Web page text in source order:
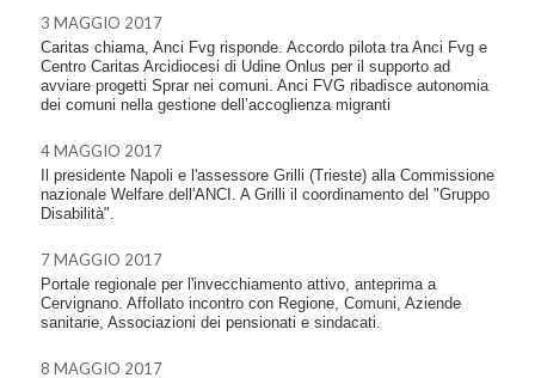
3 MAGGIO 2017
Caritas chiama, Anci Fvg risponde. Accordo pilota tra Anci Fvg e
Centro Caritas Arcidiocesi di Udine Onlus per il supporto ad
avviare progetti Sprar nei comuni. Anci FVG ribadisce autonomia
dei comuni nella gestione dell’accoglienza migranti
4 MAGGIO 2017
Il presidente Napoli e l'assessore Grilli (Trieste) alla Commissione
nazionale Welfare dell'ANCI. A Grilli il coordinamento del "Gruppo
Disabilità".
7 MAGGIO 2017
Portale regionale per l'invecchiamento attivo, anteprima a
Cervignano. Affollato incontro con Regione, Comuni, Aziende
sanitarie, Associazioni dei pensionati e sindacati.
8 MAGGIO 2017